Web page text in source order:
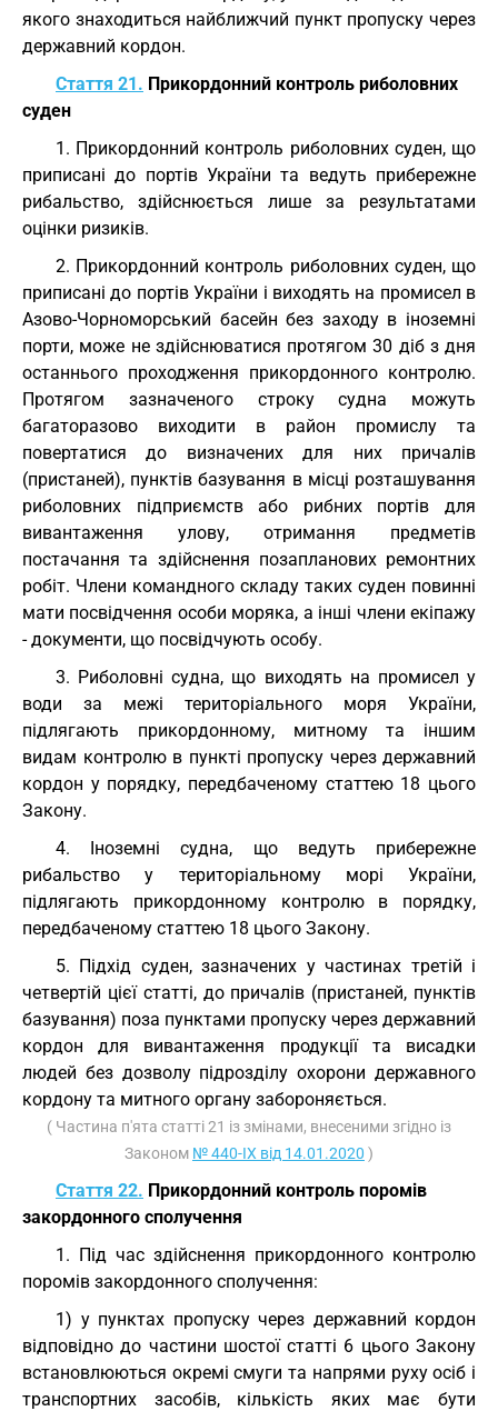
якого знаходиться найближчий пункт пропуску через
державний кордон.
Стаття 21. Прикордонний контроль риболовних
суден
1. Прикордонний контроль риболовних суден, що
приписані до портів України та ведуть прибережне
рибальство, здійснюється лише за результатами
оцінки ризиків.
2. Прикордонний контроль риболовних суден, що
приписані до портів України і виходять на промисел в
Азово-Чорноморський басейн без заходу в іноземні
порти, може не здійснюватися протягом 30 діб з дня
останнього проходження прикордонного контролю.
Протягом зазначеного строку судна можуть
багаторазово виходити в район промислу та
повертатися до визначених для них причалів
(пристаней), пунктів базування в місці розташування
риболовних підприємств або рибних портів для
вивантаження улову, отримання предметів
постачання та здійснення позапланових ремонтних
робіт. Члени командного складу таких суден повинні
мати посвідчення особи моряка, а інші члени екіпажу
- документи, що посвідчують особу.
3. Риболовні судна, що виходять на промисел у
води за межі територіального моря України,
підлягають прикордонному, митному та іншим
видам контролю в пункті пропуску через державний
кордон у порядку, передбаченому статтею 18 цього
Закону.
4. Іноземні судна, що ведуть прибережне
рибальство у територіальному морі України,
підлягають прикордонному контролю в порядку,
передбаченому статтею 18 цього Закону.
5. Підхід суден, зазначених у частинах третій і
четвертій цієї статті, до причалів (пристаней, пунктів
базування) поза пунктами пропуску через державний
кордон для вивантаження продукції та висадки
людей без дозволу підрозділу охорони державного
кордону та митного органу забороняється.
( Частина п'ята статті 21 із змінами, внесеними згідно із
Законом № 440-IX від 14.01.2020 )
Стаття 22. Прикордонний контроль поромів
закордонного сполучення
1. Під час здійснення прикордонного контролю
поромів закордонного сполучення:
1) у пунктах пропуску через державний кордон
відповідно до частини шостої статті 6 цього Закону
встановлюються окремі смуги та напрями руху осіб і
транспортних засобів, кількість яких має бути